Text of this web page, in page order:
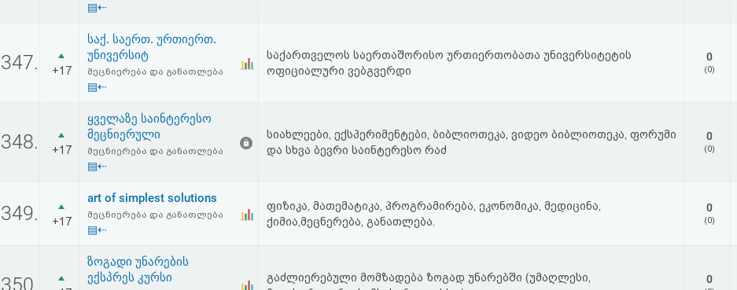
▤⇠
347. +17
საქ. საერთ. ურთიერთ.
უნივერსიტ
მეცნიერება და განათლება
▤⇠
საქართველოს საერთაშორისო ურთიერთობათა უნივერსიტეტის
ოფიციალური ვებგვერდი
0
(0)
348. +17
ყველაზე საინტერესო
მეცნიერული
მეცნიერება და განათლება
▤⇠
სიახლეები, ექსპერიმენტები, ბიბლიოთეკა, ვიდეო ბიბლიოთეკა, ფორუმი
და სხვა ბევრი საინტერესო რაძ
0
(0)
349. +17
art of simplest solutions
მეცნიერება და განათლება
▤⇠
ფიზიკა, მათემატიკა, პროგრამირება, ეკონომიკა, მედიცინა,
ქიმია,მეცნერება, განათლება.
0
(0)
350.
ზოგადი უნარების
ექსპრეს კურსი
გაძლიერებული მომზადება ზოგად უნარებში (უმაღლესი,
0